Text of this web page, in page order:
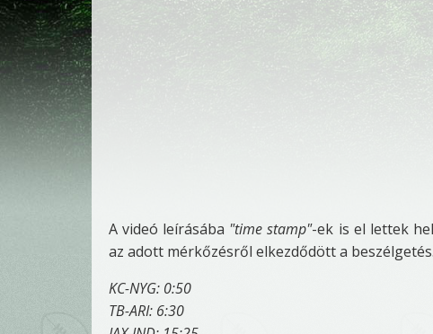
A videó leírásába "time stamp"-ek is el lettek
az adott mérkőzésről elkezdődött a
KC-NYG: 0:50
TB-ARI: 6:30